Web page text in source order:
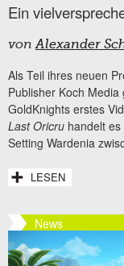
Ein
vonAlexander
Als Teil ihres neuen
Publisher Koch
GoldKnights erstes
Last Oricru handelt
Setting Wardenia
LESEN
News